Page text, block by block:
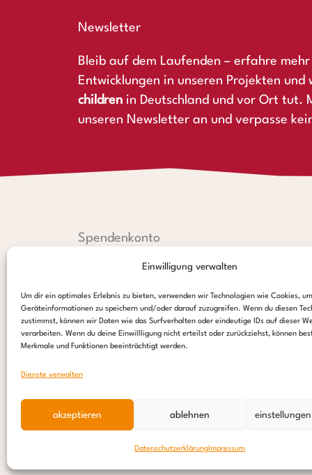
Einwilligung verwalten
Um dir ein optimales Erlebnis zu bieten, verwenden wir Technologien wie Cookies, um
Geräteinformationen zu speichern und/oder darauf zuzugreifen. Wenn du diesen
zustimmst, können wir Daten wie das Surfverhalten oder eindeutige IDs auf dieser
verarbeiten. Wenn du deine Einwillligung nicht erteilst oder zurückziehst, können
Merkmale und Funktionen beeinträchtigt werden.
Dienste verwalten
akzeptieren ablehnen
Datenschutzerklärung Impressum
Newsletter
Bleib auf dem Laufenden – erfahre
Entwicklungen in unseren Projekten und
children in Deutschland und vor Ort tut.
unseren Newsletter an und verpasse
Spendenkonto
Hamburger Sparkasse:
IBAN: DE44 2005 0550 1238 1497 26
BIC: HASPDEHHXXX
PayPal:
paypal@stepsforchildren.de